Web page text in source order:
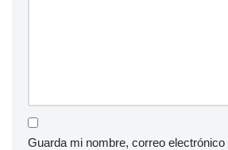
Guarda mi nombre, correo